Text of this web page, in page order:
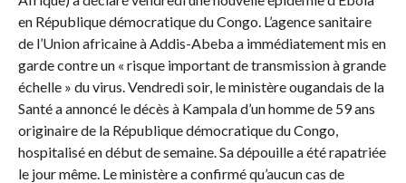
en République démocratique du Congo. L’agence sanitaire
de l’Union africaine à Addis-Abeba a immédiatement mis en
garde contre un « risque important de transmission à grande
échelle » du virus. Vendredi soir, le ministère ougandais de la
Santé a annoncé le décès à Kampala d’un homme de 59 ans
originaire de la République démocratique du Congo,
hospitalisé en début de semaine. Sa dépouille a été rapatriée
le jour même. Le ministère a confirmé qu’aucun cas de